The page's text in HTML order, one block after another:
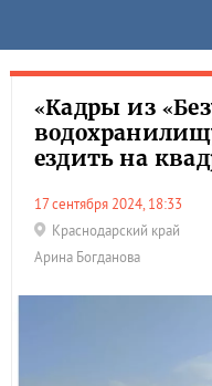
«Кадры из
ездить на
17 сентября 2024, 18:33
Краснодарский край
Арина Богданова